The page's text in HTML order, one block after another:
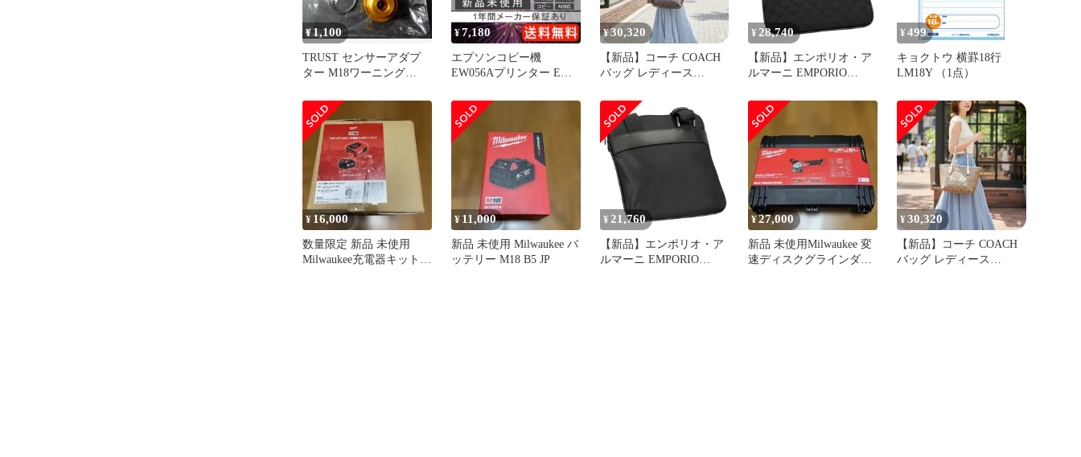
¥1,100
TRUST センサーアダプ
ター M18ワーニング
¥7,180
エプソンコピー機
EW056Aプリンター EW-
¥30,320
【新品】コーチ COACH
バッグ レディース
¥ 28,740
【新品】エンポリオ・ア
ルマーニ EMPORIO
Y4M185Y022V 81336
¥ 499
キョクトウ 横罫18行
LM18Y （1点）
¥ 16,000
数量限定 新品 未使用
Milwaukee充電器キット
¥ 11,000
新品 未使用 Milwaukee バ
ッテリー M18 B5 JP
¥ 21,760
【新品】エンポリオ・ア
ルマーニ EMPORIO
¥27,000
新品 未使用Milwaukee 変
速ディスクグラインダー
¥30,320
【新品】コーチ COACH
バッグ レディース